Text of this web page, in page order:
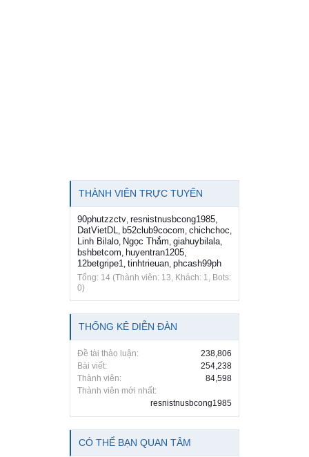
THÀNH VIÊN TRỰC TUYẾN
90phutzzctv resnistnusbcong1985
DatVietDL b52club9cocom chichchoc
Linh Bilalo Ngọc Thắm giahuybilala
bshbetcom huyentran1205
12betgripe1 tinhtrieuan phcash99ph
Tổng: 14 (Thành viên: 13, Khách: 1, Bots:
0)
THỐNG KÊ DIỄN ĐÀN
Đề tài thảo luận:
238,806
Bài viết:
254,238
Thành viên:
84,598
Thành viên mới nhất:
resnistnusbcong1985
CÓ THỂ BẠN QUAN TÂM